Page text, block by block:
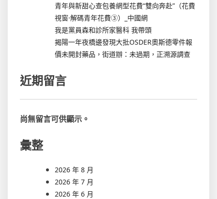
青年與新甜心查包養網型花費“雙向奔赴”（花費
視窗·解碼青年花費③）_中國網
我是黨員森和診所家醫科 我帶頭
揭陽一年夜橋邊發現大批OSDER奧斯德零件報
價未開封藥品，街道辦：未過期，正溯源調查
近期留言
尚無留言可供顯示。
彙整
2026 年 8 月
2026 年 7 月
2026 年 6 月